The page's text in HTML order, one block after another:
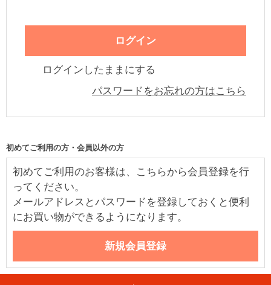
ログインしたままにする
パスワードをお忘れの方はこちら
初めてご利用の方・会員以外の方
初めてご利用のお客様は、こちらから会員登録を行
ってください。
メールアドレスとパスワードを登録しておくと便利
にお買い物ができるようになります。